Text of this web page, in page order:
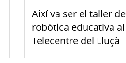
Així va ser el taller de
robòtica educativa al
Telecentre del Lluçà